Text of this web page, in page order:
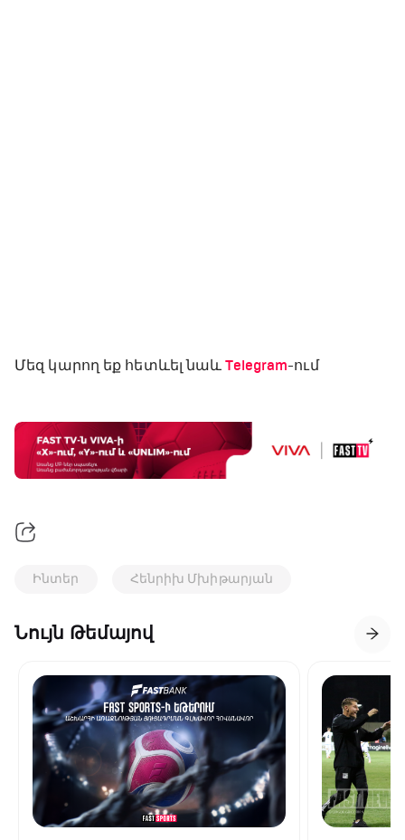
Մեզ կարող եք հետևել նաև Telegram-ում
Ինտեր Հենրիխ Մխիթարյան
Նույն Թեմայով